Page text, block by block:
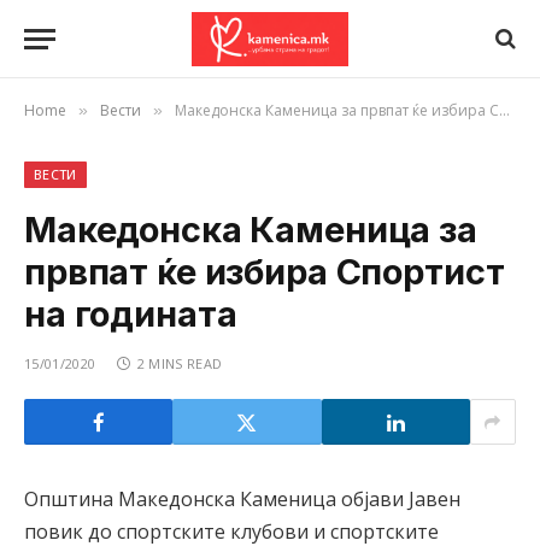
Home » Вести » Македонска Каменица за првпат ќе избира Спортист на годината
ВЕСТИ
Македонска Каменица за
првпат ќе избира Спортист
на годината
15/01/2020 2 MINS READ
Општина Македонска Каменица објави Јавен
повик до спортските клубови и спортските